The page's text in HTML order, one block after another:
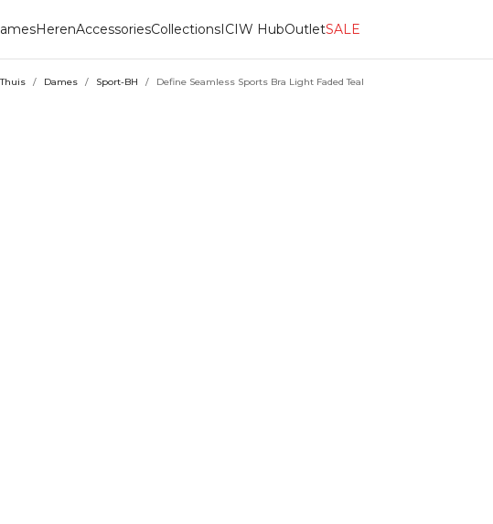
HerenAccessoriesCollectionsICIW HubOutletSALE
Thuis / Dames / Sport-BH / Define Seamless Sports Bra Light Faded Teal